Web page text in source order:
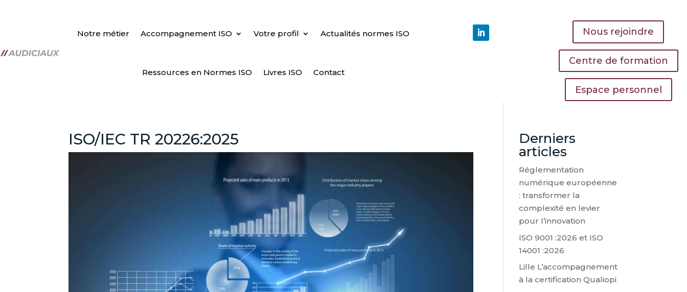
Notre métier Accompagnement ISO Votre profil Actualités normes ISO
Ressources en Normes ISO Livres ISO Contact
Nous rejoindre
Centre de formation
Espace personnel
ISO/IEC TR 20226:2025
Derniers
articles
Réglementation
numérique européenne
: transformer la
complexité en levier
pour l’innovation
ISO 9001 :2026 et ISO
14001 :2026
Lille L’accompagnement
à la certification Qualiopi